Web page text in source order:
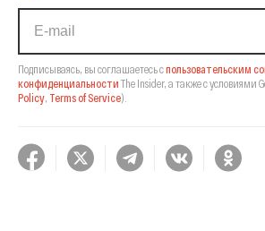
Подписываясь, вы соглашаетесь спользовательским
конфиденциальности The Insider, а также с условиями
Policy, Terms of Service).